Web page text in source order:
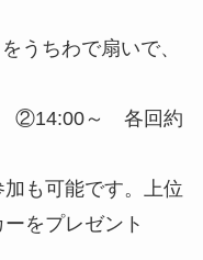
うちわで扇いで、
～ 各回約
も可能です。上位
ーをプレゼント